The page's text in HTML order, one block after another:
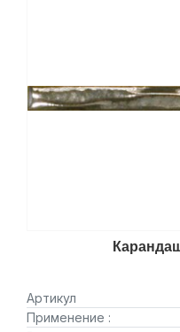
Артикул
Применение :